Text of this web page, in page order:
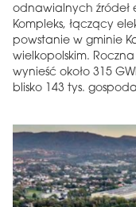
odnawialnych źródeł
Kompleks, łączący
powstanie w gminie
wielkopolskim.
wynieść około 315
blisko 143 tys.